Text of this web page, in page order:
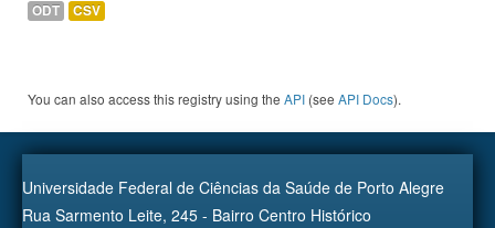
ODT CSV
You can also access this registry using the API (see API Docs).
Universidade Federal de Ciências da Saúde de Porto Alegre
Rua Sarmento Leite, 245 - Bairro Centro Histórico